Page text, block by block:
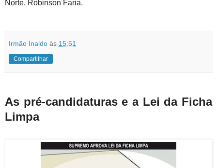
Norte, Robinson Faria.
Irmão Inaldo às 15:51
Compartilhar
As pré-candidaturas e a Lei da Ficha
Limpa